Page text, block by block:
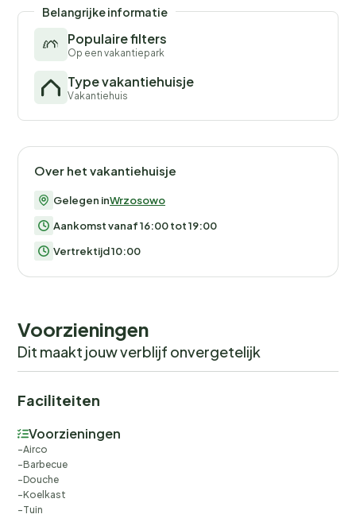
educatieve pad met indrukwekkende
safaristijl, waar alpaca's, lama's, struisvogels, varkens,
leven.
Belangrijke informatie
Populaire filters
Op een vakantiepark
Type vakantiehuisje
Vakantiehuis
Over het vakantiehuisje
Gelegen inWrzosowo
Aankomst vanaf 16:00 tot 19:00
Vertrektijd 10:00
Voorzieningen
Dit maakt jouw verblijf onvergetelijk
Faciliteiten
Voorzieningen
Airco
Barbecue
Douche
Koelkast
Tuin